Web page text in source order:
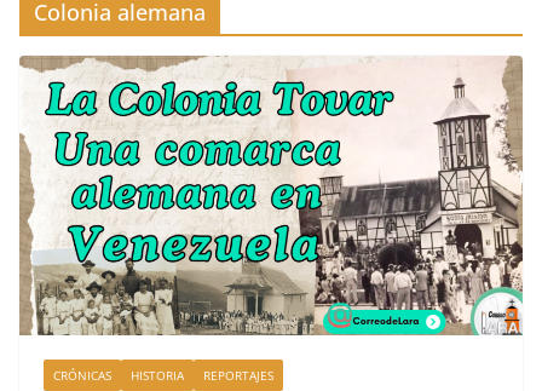
Colonia alemana
CRÓNICAS HISTORIA REPORTAJES